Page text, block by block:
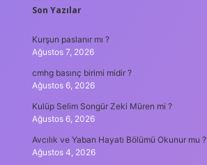
SIDEBAR
Son Yazılar
Kurşun paslanır mı ?
Ağustos 7, 2026
cmhg basınç birimi midir ?
Ağustos 6, 2026
Kulüp Selim Songür Zeki Müren mi ?
Ağustos 6, 2026
Avcılık ve Yaban Hayatı Bölümü Okunur mu ?
Ağustos 4, 2026